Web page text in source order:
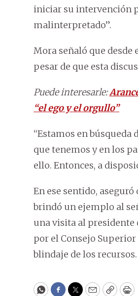
iniciar su intervención
malinterpretado”.
Mora señaló que
pesar de que esta
Puede interesarle:
“el ego y el orgullo”
“Estamos en búsqueda
que tenemos y en los
ello. Entonces, a
En ese sentido,
brindó un ejemplo al
una visita al presidente
por el Consejo
blindaje de los recursos.